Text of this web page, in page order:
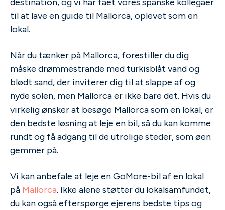
til at lave en guide til Mallorca, oplevet som en
lokal.
Når du tænker på Mallorca, forestiller du dig
måske drømmestrande med turkisblåt vand og
blødt sand, der inviterer dig til at slappe af og
nyde solen, men Mallorca er ikke bare det. Hvis du
virkelig ønsker at besøge Mallorca som en lokal, er
den bedste løsning at leje en bil, så du kan komme
rundt og få adgang til de utrolige steder, som øen
gemmer på.
Vi kan anbefale at leje en GoMore-bil af en lokal
på Mallorca. Ikke alene støtter du lokalsamfundet,
du kan også efterspørge ejerens bedste tips og